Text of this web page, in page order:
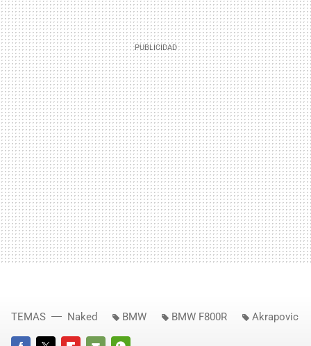
TEMAS Naked BMW BMW F800R Akrapovic